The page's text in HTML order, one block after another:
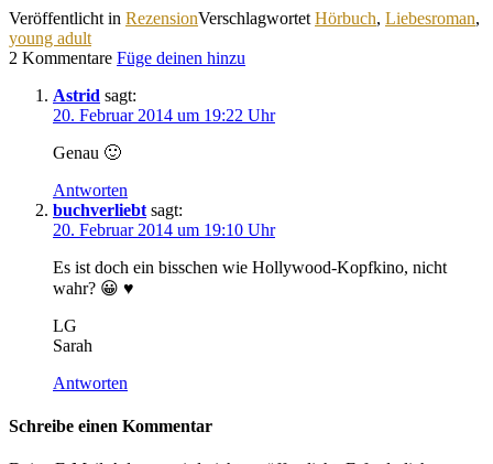
Veröffentlicht in RezensionVerschlagwortet Hörbuch, Liebesroman,
young adult
2 Kommentare Füge deinen hinzu
Astrid sagt:
20. Februar 2014 um 19:22 Uhr
Genau 🙂
Antworten
buchverliebt sagt:
20. Februar 2014 um 19:10 Uhr
Es ist doch ein bisschen wie Hollywood-Kopfkino, nicht
wahr? 😀 ♥
LG
Sarah
Antworten
Schreibe einen Kommentar